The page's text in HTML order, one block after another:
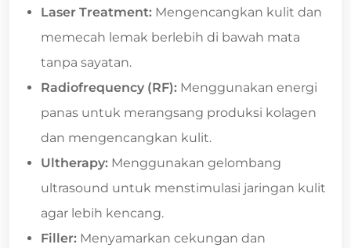
Laser Treatment: Mengencangkan kulit dan
memecah lemak berlebih di bawah mata
tanpa sayatan.
Radiofrequency (RF): Menggunakan energi
panas untuk merangsang produksi kolagen
dan mengencangkan kulit.
Ultherapy: Menggunakan gelombang
ultrasound untuk menstimulasi jaringan kulit
agar lebih kencang.
Filler: Menyamarkan cekungan dan